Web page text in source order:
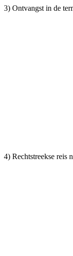
3) Ontvangst in de
4) Rechtstreekse reis